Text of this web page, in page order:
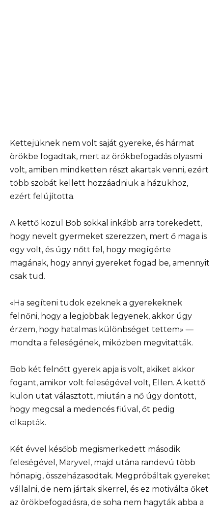
Kettejüknek nem volt saját gyereke, és hármat
örökbe fogadtak, mert az örökbefogadás olyasmi
volt, amiben mindketten részt akartak venni, ezért
több szobát kellett hozzáadniuk a házukhoz,
ezért felújította.
A kettő közül Bob sokkal inkább arra törekedett,
hogy nevelt gyermeket szerezzen, mert ő maga is
egy volt, és úgy nőtt fel, hogy megígérte
magának, hogy annyi gyereket fogad be, amennyit
csak tud.
«Ha segíteni tudok ezeknek a gyerekeknek
felnőni, hogy a legjobbak legyenek, akkor úgy
érzem, hogy hatalmas különbséget tettem» —
mondta a feleségének, miközben megvitatták.
Bob két felnőtt gyerek apja is volt, akiket akkor
fogant, amikor volt feleségével volt, Ellen. A kettő
külön utat választott, miután a nő úgy döntött,
hogy megcsal a medencés fiúval, őt pedig
elkapták.
Két évvel később megismerkedett második
feleségével, Maryvel, majd utána randevú több
hónapig, összeházasodtak. Megpróbáltak gyereket
vállalni, de nem jártak sikerrel, és ez motiválta őket
az örökbefogadásra, de soha nem hagyták abba a